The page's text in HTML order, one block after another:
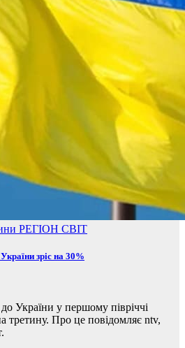
РЕГІОН СВІТ
зріс на 30%
України у першому півріччі
третину. Про це повідомляє ntv,